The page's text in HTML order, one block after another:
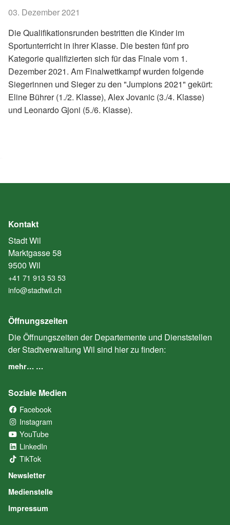
03. Dezember 2021
Die Qualifikationsrunden bestritten die Kinder im
Sportunterricht in ihrer Klasse. Die besten fünf pro
Kategorie qualifizierten sich für das Finale vom 1.
Dezember 2021. Am Finalwettkampf wurden folgende
Siegerinnen und Sieger zu den "Jumpions 2021" gekürt:
Eline Bührer (1./2. Klasse), Alex Jovanic (3./4. Klasse)
und Leonardo Gjoni (5./6. Klasse).
Kontakt
Stadt Wil
Marktgasse 58
9500 Wil
+41 71 913 53 53
info@stadtwil.ch
Öffnungszeiten
Die Öffnungszeiten der Departemente und Dienststellen
der Stadtverwaltung Wil sind hier zu finden:
mehr… …
Soziale Medien
Facebook
Instagram
YouTube
LinkedIn
TikTok
Newsletter
Medienstelle
Impressum